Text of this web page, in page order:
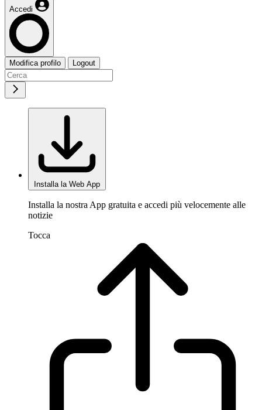
Accedi
Modifica profilo Logout
Installa la Web App
Installa la nostra App gratuita e accedi più velocemente alle
notizie
Tocca